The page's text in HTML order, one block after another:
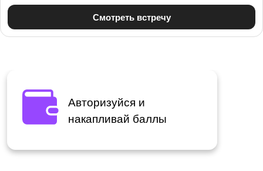
Авторизуйся и
накапливай баллы